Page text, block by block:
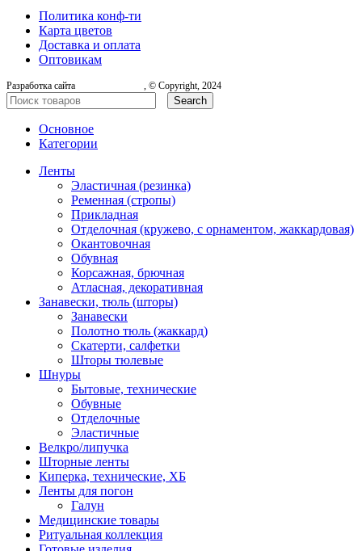
Политика конф-ти
Карта цветов
Доставка и оплата
Оптовикам
Разработка сайта , © Copyright, 2024
Search
Основное
Категории
Ленты
Эластичная (резинка)
Ременная (стропы)
Прикладная
Отделочная (кружево, с орнаментом, жаккардовая)
Окантовочная
Обувная
Корсажная, брючная
Атласная, декоративная
Занавески, тюль (шторы)
Занавески
Полотно тюль (жаккард)
Скатерти, салфетки
Шторы тюлевые
Шнуры
Бытовые, технические
Обувные
Отделочные
Эластичные
Велкро/липучка
Шторные ленты
Киперка, технические, ХБ
Ленты для погон
Галун
Медицинские товары
Ритуальная коллекция